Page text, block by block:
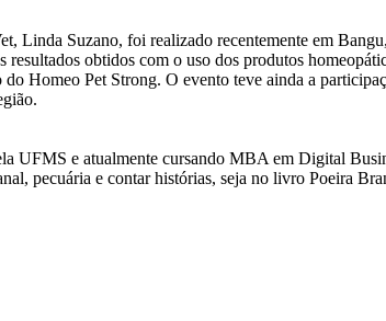
Linda Suzano, foi realizado recentemente em
resultados obtidos com o uso dos produtos
do Homeo Pet Strong. O evento teve ainda a
UFMS e atualmente cursando MBA em Digital
pecuária e contar histórias, seja no livro Poeira